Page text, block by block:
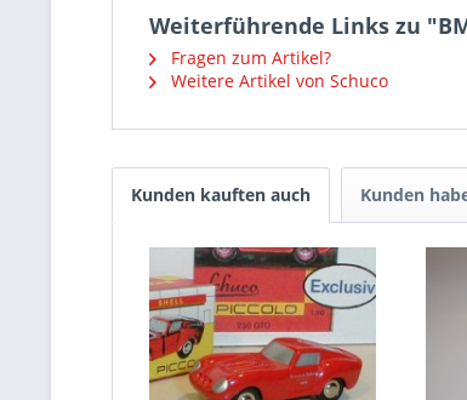
Weiterführende Links zu
Fragen zum Artikel?
Weitere Artikel von Schuco
Kunden kauften auch Kunden